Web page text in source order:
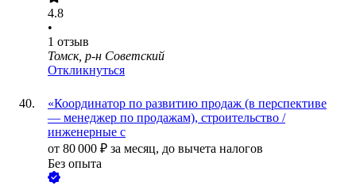
4.8
•
1 отзыв
Томск, р-н Советский
Откликнуться
«Координатор по развитию продаж (в перспективе
— менеджер по продажам), строительство /
инженерные с
от 80 000 ₽ за месяц, до вычета налогов
Без опыта